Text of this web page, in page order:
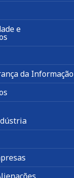
e
da Informação